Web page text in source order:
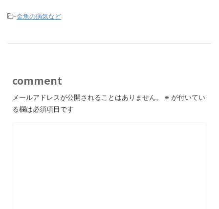
-金魚の病気など
comment
メールアドレスが公開されることはありません。 ※ が付いてい
る欄は必須項目です